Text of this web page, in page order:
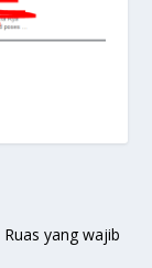
Ruas yang wajib